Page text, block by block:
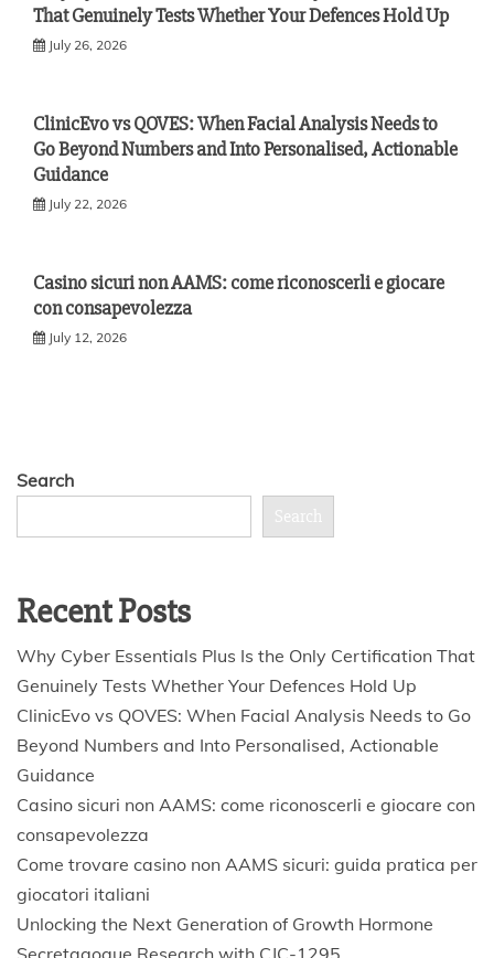
That Genuinely Tests Whether Your Defences Hold Up
July 26, 2026
ClinicEvo vs QOVES: When Facial Analysis Needs to
Go Beyond Numbers and Into Personalised, Actionable
Guidance
July 22, 2026
Casino sicuri non AAMS: come riconoscerli e giocare
con consapevolezza
July 12, 2026
Search
Search
Recent Posts
Why Cyber Essentials Plus Is the Only Certification That
Genuinely Tests Whether Your Defences Hold Up
ClinicEvo vs QOVES: When Facial Analysis Needs to Go
Beyond Numbers and Into Personalised, Actionable
Guidance
Casino sicuri non AAMS: come riconoscerli e giocare con
consapevolezza
Come trovare casino non AAMS sicuri: guida pratica per
giocatori italiani
Unlocking the Next Generation of Growth Hormone
Secretagogue Research with CJC-1295